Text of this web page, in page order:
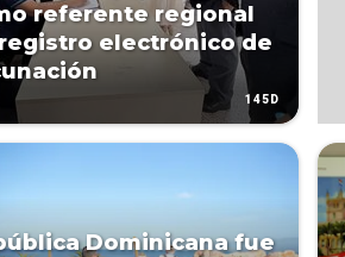
referente regional
electrónico de
145D
Dominicana fue